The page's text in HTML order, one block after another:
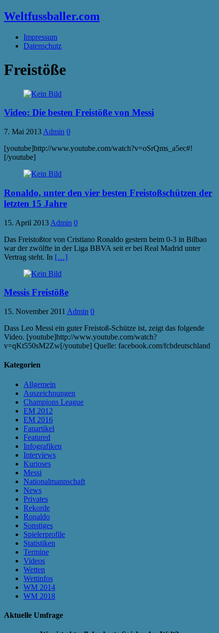
Weltfussballer.com
Impressum
Datenschutz
Freistöße
Video: Die besten Freistöße von Messi
7. Mai 2013 Admin 0
[youtube]http://www.youtube.com/watch?v=oSrQms_a5ec#!
[/youtube]
Ronaldo, unter den vier besten Freistoßschützen der
letzten 15 Jahre
15. April 2013 Admin 0
Das Freistoßtor von Cristiano Ronaldo gestern beim 0-3 in Bilbao
war der zwölfte in der Liga BBVA seit er bei Real Madrid unter
Vertrag steht. In […]
Messis Freistöße
15. November 2011 Admin 0
Dass Leo Messi ein guter Freistoß-Schütze ist, zeigt das folgende
Video. [youtube]http://www.youtube.com/watch?
v=qKt550sM2Zw[/youtube] Quelle: facebook.com/fcbdeutschland
Kategorien
Allgemein
Auszeichnungen
Champions League
EM 2012
EM 2016
Fanartikel
Featured
Infografiken
Interviews
Kurioses
Messi
Nationalmannschaft
News
Privates
Rekorde
Ronaldo
Sonstiges
Spielerprofile
Statistiken
Termine
Videos
Wetten
Wettinfos
WM 2014
WM 2018
Aktuelle Umfrage